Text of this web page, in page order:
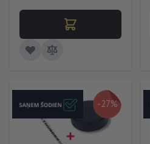
-27%